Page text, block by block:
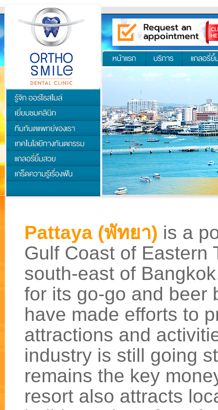
Pattaya (พัทยา) is a
Gulf Coast of Eastern
south-east of
for its go-go and beer
have made efforts to
attractions and
industry is still going
remains the key
resort also attracts